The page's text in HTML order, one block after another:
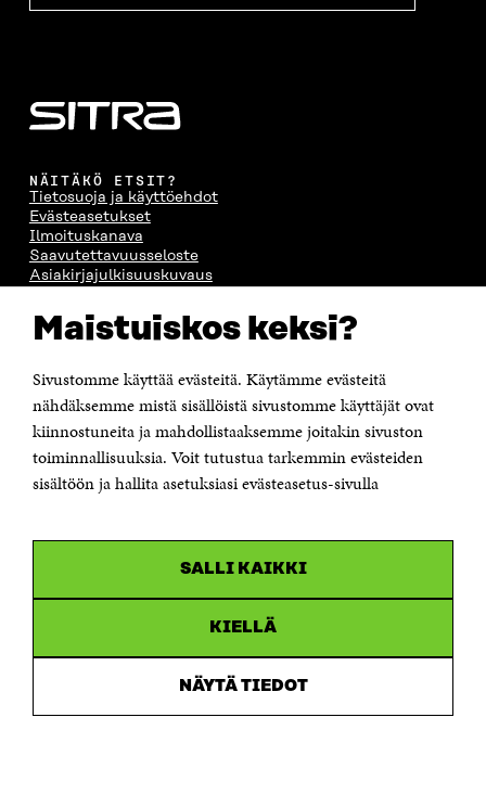
Maistuiskos keksi?
Sivustomme käyttää evästeitä. Käytämme evästeitä
nähdäksemme mistä sisällöistä sivustomme käyttäjät ovat
kiinnostuneita ja mahdollistaaksemme joitakin sivuston
toiminnallisuuksia. Voit tutustua tarkemmin evästeiden
sisältöön ja hallita asetuksiasi evästeasetus-sivulla
SALLI KAIKKI
KIELLÄ
NÄYTÄ TIEDOT
NÄITÄKÖ ETSIT?
Tietosuoja ja käyttöehdot
Evästeasetukset
Ilmoituskanava
Saavutettavuusseloste
Asiakirjajulkisuuskuvaus
Suomen itsenäisyyden juhlarahasto Sitra
Itämerenkatu 11-13, PL 160,
00181 Helsinki
Puhelin +358 294 618 991
Sähköpostiosoite
etunimi.sukunimi@sitra.fi tai sitra@sitra.fi
Avautuu
uudessa